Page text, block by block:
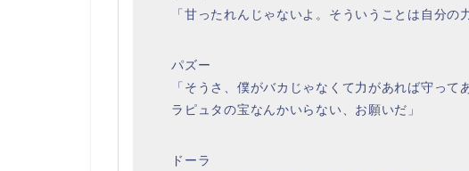
「甘ったれんじゃないよ。そういうことは自分の
パズー
「そうさ、僕がバカじゃなくて力があれば守って
ラピュタの宝なんかいらない、お願いだ」
ドーラ